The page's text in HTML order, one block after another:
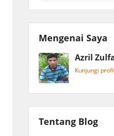
Mengenai Saya
Azril
Kunjungi profil
Tentang Blog